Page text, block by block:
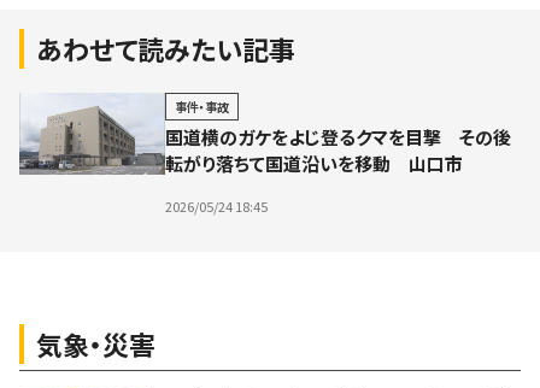
あわせて読みたい記事
事件・事故
国道横のガケをよじ登るクマを目撃 その後
転がり落ちて国道沿いを移動 山口市
2026/05/24 18:45
気象・災害